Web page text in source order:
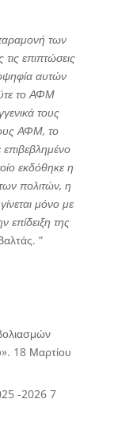
των
επιπτώσεις
αυτών
το ΑΦΜ
τους
ΑΦΜ, το
εκδόθηκε η
πολιτών, η
μόνο με
επίδειξη της
“
18 Μαρτίου
-2026 7